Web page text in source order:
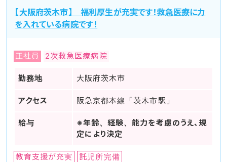
【大阪府茨木市】 福利厚生が充実です！救急医療に力
を入れている病院です！
正社員 2次救急医療病院
勤務地 大阪府茨木市
アクセス 阪急京都本線「茨木市駅」
給与
※年齢、経験、能力を考慮のうえ、規
定により決定
教育支援が充実 託児所完備